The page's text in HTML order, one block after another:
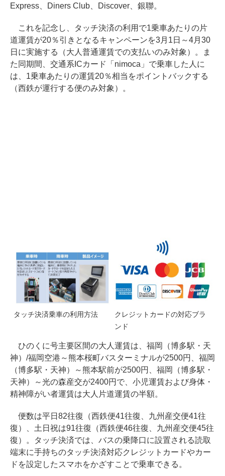
Express、Diners Club、Discover、銀聯。
これを記念し、タッチ決済の利用で1乗車あたりの片
道運賃が20％引きとなるキャンペーンを3月1日～4月30
日に実施する（大人普通運賃での支払いのみ対象）。ま
た同期間、交通系ICカード「nimoca」で乗車した人に
は、1乗車あたりの運賃20％相当をポイントバックする
（西鉄が運行する便のみ対象）。
タッチ決済乗車の利用方法
クレジットカードの対応ブラ
ンド
ひのくに号主要区間の大人運賃は、福岡（博多駅・天
神）/福岡空港～熊本桜町バスターミナルが2500円、福岡
（博多駅・天神）～熊本駅前が2500円、福岡（博多駅・
天神）～光の森産交が2400円で、小児運賃および身体・
精神障がい者運賃は大人片道運賃の半額。
便数は平日82往復（西鉄便41往復、九州産交便41往
復）、土日祝は91往復（西鉄便46往復、九州産交便45往
復）。タッチ決済では、バスの乗降口に設置される読取
端末に手持ちのタッチ決済対応クレジットカードやカー
ドを設定したスマホをかざすことで乗車できる。